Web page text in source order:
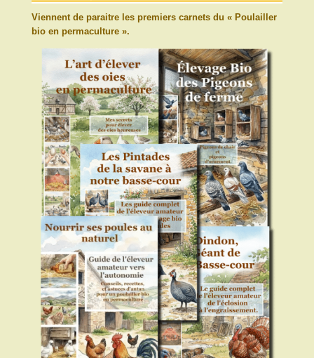
Viennent de paraitre les premiers carnets du « Poulailler
bio en permaculture ».